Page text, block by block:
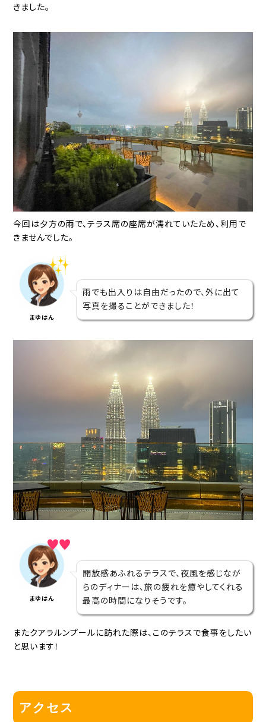
きました。
今回は夕方の雨で、テラス席の座席が濡れていたため、利用で
きませんでした。
まゆはん
雨でも出入りは自由だったので、外に出て
写真を撮ることができました！
まゆはん
開放感あふれるテラスで、夜風を感じなが
らのディナーは、旅の疲れを癒やしてくれる
最高の時間になりそうです。
またクアラルンプールに訪れた際は、このテラスで食事をしたい
と思います！
アクセス